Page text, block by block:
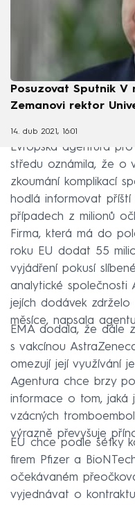
Posuzovat Sputnik V
Zemanovi rektor
14. dub 2021, 16:01
Evropská agentura
středu oznámila, že o
zkoumání komplikací
hodlá informovat
případech z milionů
Firma, která má do
roku EU dodat 55
vyjádření pokusí
analytické společnosti
jejích dodávek
měsíce, napsala
EMA dodala, že dále
s vakcínou
omezují její využívání
Agentura chce brzy
informace o tom, jaká
vzácných
výrazně převyšuje
EU chce podle šéfky
firem Pfizer a
očekávaném
vyjednávat o